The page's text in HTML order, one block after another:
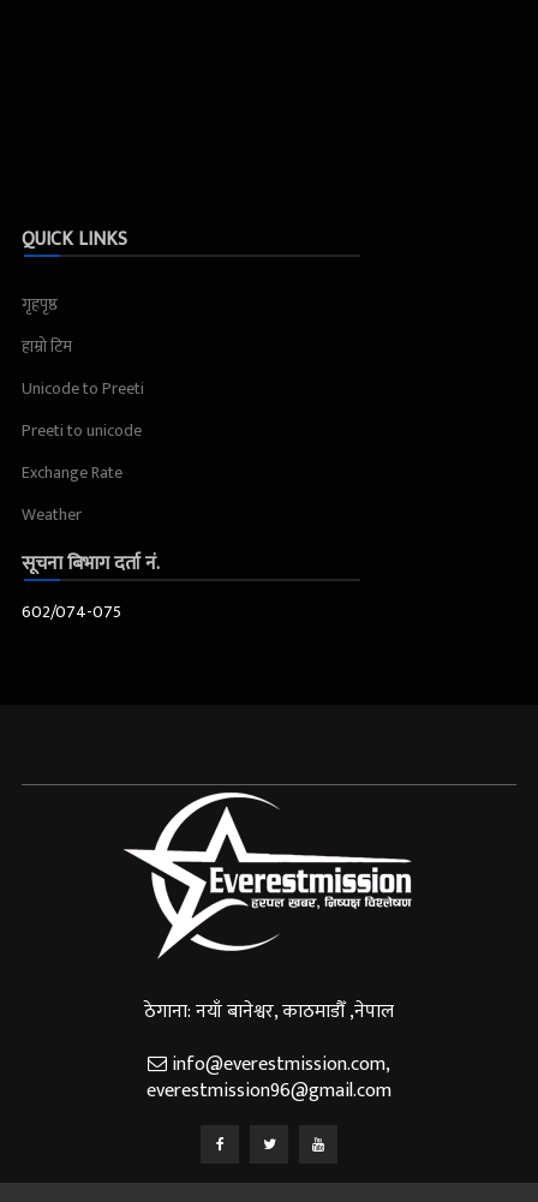
QUICK LINKS
गृहपृष्ठ
हाम्रो टिम
Unicode to Preeti
Preeti to unicode
Exchange Rate
Weather
सूचना बिभाग दर्ता नं.
602/074-075
ठेगाना: नयाँ बानेश्वर, काठमाडौँ ,नेपाल
info@everestmission.com,
everestmission96@gmail.com